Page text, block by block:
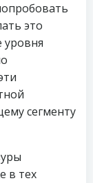
это
уровня
сегменту
в тех